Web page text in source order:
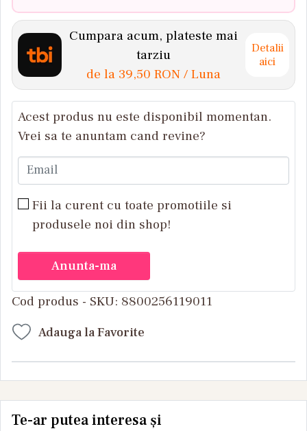
Cumpara acum, plateste mai
tarziu
de la 39,50 RON / Luna
Detalii
aici
Acest produs nu este disponibil momentan.
Vrei sa te anuntam cand revine?
Email
Fii la curent cu toate promotiile si
produsele noi din shop!
Anunta-ma
Cod produs - SKU 8800256119011
Adauga la Favorite
Te-ar putea interesa și